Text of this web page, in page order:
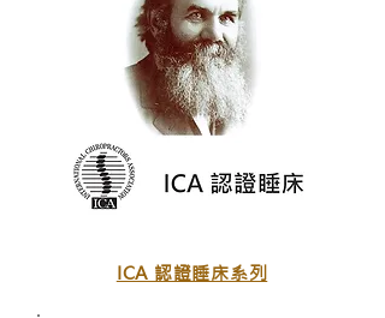
ICA 認證睡床系列